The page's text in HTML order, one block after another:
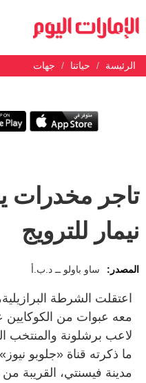
الرئيسة حياتنا جهات
تاجر مخدرات
نيمار للترويج
المصدر: ساو باولو ــ د.ب.أ
اعتقلت الشرطة
معه عبوات من الكوكايين
لاعب برشلونة والمنتخب
ما ذكرته قناة «جلوبو
مدينة فيسنتي، القريبة